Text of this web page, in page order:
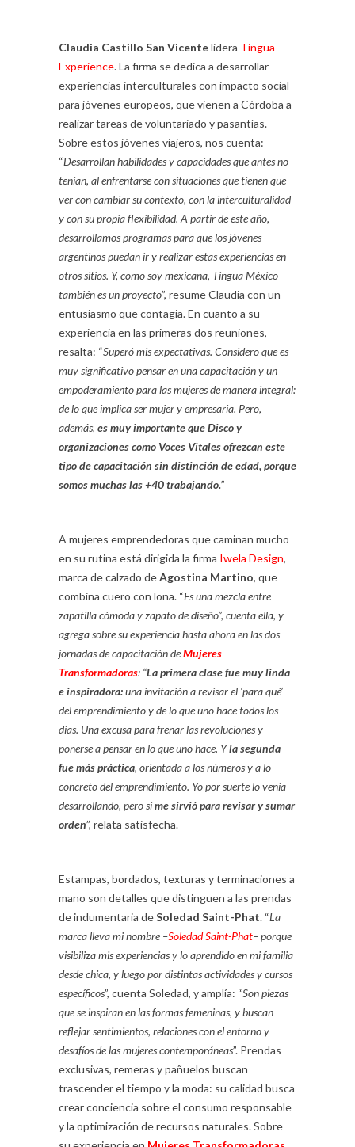
Claudia Castillo San Vicentelidera Tingua
Experience. La firma se dedica a desarrollar
experiencias interculturales con impacto social
para jóvenes europeos, que vienen a Córdoba a
realizar tareas de voluntariado y pasantías.
Sobre estos jóvenes viajeros, nos cuenta:
“Desarrollan habilidades y capacidades que antes no
tenían, al enfrentarse con situaciones que tienen que
ver con cambiar su contexto, con la interculturalidad
y con su propia flexibilidad. A partir de este año,
desarrollamos programas para que los jóvenes
argentinos puedan ir y realizar estas experiencias en
otros sitios. Y, como soy mexicana, Tingua México
también es un proyecto”, resume Claudia con un
entusiasmo que contagia. En cuanto a su
experiencia en las primeras dos reuniones,
resalta: “Superó mis expectativas. Considero que es
muy significativo pensar en una capacitación y un
empoderamiento para las mujeres de manera integral:
de lo que implica ser mujer y empresaria. Pero,
además, es muy importante que Disco y
organizaciones como Voces Vitales ofrezcan este
tipo de capacitación sin distinción de edad, porque
somos muchas las +40 trabajando.”
A mujeres emprendedoras que caminan mucho
en su rutina está dirigida la firma Iwela Design,
marca de calzado deAgostina Martino, que
combina cuero con lona. “Es una mezcla entre
zapatilla cómoda y zapato de diseño”, cuenta ella, y
agrega sobre su experiencia hasta ahora en las dos
jornadas de capacitación deMujeres
Transformadoras: “La primera clase fue muy linda
e inspiradora:una invitación a revisar el ‘para qué’
del emprendimiento y de lo que uno hace todos los
días. Una excusa para frenar las revoluciones y
ponerse a pensar en lo que uno hace. Yla segunda
fue más práctica, orientada a los números y a lo
concreto del emprendimiento. Yo por suerte lo venía
desarrollando, pero síme sirvió para revisar y sumar
orden”, relata satisfecha.
Estampas, bordados, texturas y terminaciones a
mano son detalles que distinguen a las prendas
de indumentaria deSoledad Saint-Phat. “La
marca lleva mi nombre –Soledad Saint-Phat– porque
visibiliza mis experiencias y lo aprendido en mi familia
desde chica, y luego por distintas actividades y cursos
específicos”, cuenta Soledad, y amplía: “Son piezas
que se inspiran en las formas femeninas, y buscan
reflejar sentimientos, relaciones con el entorno y
desafíos de las mujeres contemporáneas”. Prendas
exclusivas, remeras y pañuelos buscan
trascender el tiempo y la moda: su calidad busca
crear conciencia sobre el consumo responsable
y la optimización de recursos naturales. Sobre